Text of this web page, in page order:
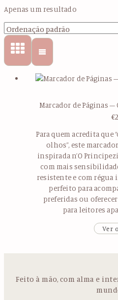
Apenas um resultado
Marcador de Páginas
€
Para quem acredita que
olhos”, este
inspirada n’O
com mais
resistente e com régua
perfeito para
preferidas ou
para leitores
Ver
Feito à mão, com alma e